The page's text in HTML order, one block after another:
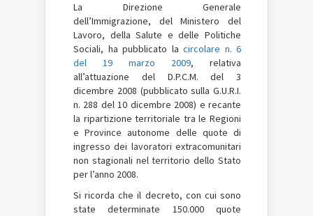
La Direzione Generale
dell’Immigrazione, del Ministero del
Lavoro, della Salute e delle Politiche
Sociali, ha pubblicato la circolare n. 6
del 19 marzo 2009, relativa
all’attuazione del D.P.C.M. del 3
dicembre 2008 (pubblicato sulla G.U.R.I.
n. 288 del 10 dicembre 2008) e recante
la ripartizione territoriale tra le Regioni
e Province autonome delle quote di
ingresso dei lavoratori extracomunitari
non stagionali nel territorio dello Stato
per l’anno 2008.
Si ricorda che il decreto, con cui sono
state determinate 150.000 quote